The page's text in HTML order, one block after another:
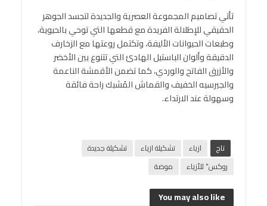
تأتي تصاميم المجموعة العصرية والجديدة لتجسد الجوهر
الحقيقي للإطلالة الفريدة مع قطعها التي توحي بالحيوية،
وطبعات الحيوانات الأليفة، وتكتمل روعتها مع الزخارف
الدقيقة وألوان الباستيل الهادئ التي تتنوع بين الأخضر
والأزرق الفاتح والوردي، كما تضمن الأقمشة الناعمة
والجيرسيه الخفيف والقماش المُشبك راحة فائقة
وسهولة عند الارتداء.
تاج ازياء تشكيلة ازياء
تشكيلة جديدة
روكس" للأزياء
موضة
You may also like